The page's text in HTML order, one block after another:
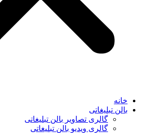
خانه
بالن تبلیغاتی
گالری تصاویر بالن تبلیغاتی
گالری ویدیو بالن تبلیغاتی